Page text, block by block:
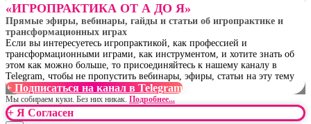
«ИГРОПРАКТИКА ОТ А ДО Я»
Прямые эфиры, вебинары, гайды и статьи об игропрактике и
трансформационных играх
Если вы интересуетесь игропрактикой, как профессией и
трансформационными играми, как инструментом, и хотите знать об
этом как можно больше, то присоединяйтесь к нашему каналу в
Telegram, чтобы не пропустить вебинары, эфиры, статьи на эту тему
+ Подписаться на канал в Telegram
Мы собираем куки. Без них никак. Подробнее...
+ Я Согласен